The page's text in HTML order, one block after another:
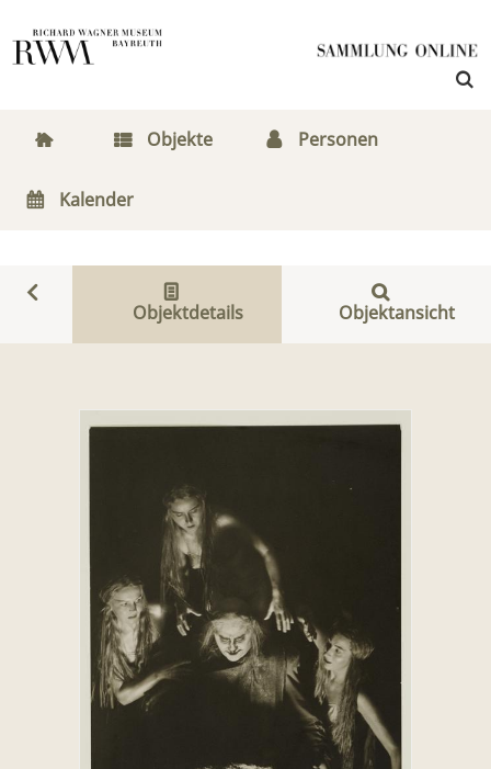
Objekte Personen
Kalender
Objektdetails Objektansicht